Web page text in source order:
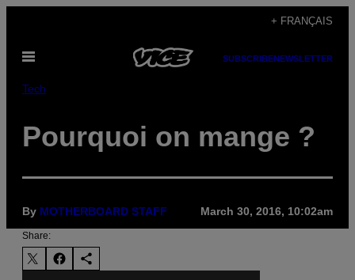
content
+ FRANÇAIS
Open
SUBSCRIBENEWSLETTER
Tech
Pourquoi on mange ?
By MOTHERBOARD STAFF March 30, 2016, 10:02am
Share: